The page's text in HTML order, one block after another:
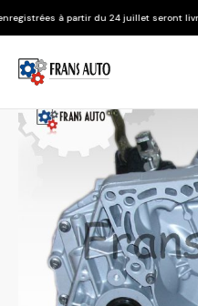
24 juillet seront livrées à partir du 19